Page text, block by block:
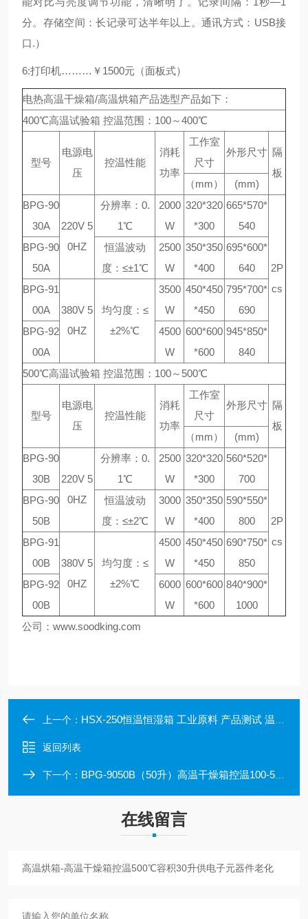
分。存储空间：长记录可达半年以上。通讯方式：USB接
口.）
6:打印机………￥1500元（面板式）
电热高温干燥箱/高温烘箱产品选型产品如下：
400℃高温试验箱 控温范围：100～400℃
型号
电源电
压
控温性能
消耗
功率
工作室
尺寸
外形尺寸 隔
板
（mm）
(mm)
BPG-90
30A
220V 5
0HZ
分辨率：0.
1℃
2000
W
320*320
*300
665*570*
540
2P
cs
BPG-90
50A
恒温波动
度：≤±1℃
2500
W
350*350
*400
695*600*
640
BPG-91
00A
380V 5
0HZ
均匀度：≤
±2%℃
3500
W
450*450
*450
795*700*
690
BPG-92
00A
4500
W
600*600
*600
945*850*
840
500℃高温试验箱 控温范围：100～500℃
型号
电源电
压
控温性能
消耗
功率
工作室
尺寸
外形尺寸 隔
板
（mm）
(mm)
BPG-90
30B
220V 5
0HZ
分辨率：0.
1℃
2500
W
320*320
*300
560*520*
700
2P
cs
BPG-90
50B
恒温波动
度：≤±2℃
3000
W
350*350
*400
590*550*
800
BPG-91
00B
380V 5
0HZ
均匀度：≤
±2%℃
4500
W
450*450
*450
690*750*
850
BPG-92
00B
6000
W
600*600
*600
840*900*
1000
公司：www.soodking.com
上一个： HSX-250恒温恒湿箱 工业原料 产品测试 温湿度双向调节恒温恒湿箱
返回列表
下一个： BPG-9050B（50升）高温干燥箱控温100-500℃供电子材料老化
在线留言